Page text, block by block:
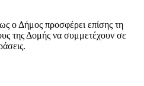
ο Δήμος προσφέρει επίσης τη
της Δομής να συμμετέχουν σε